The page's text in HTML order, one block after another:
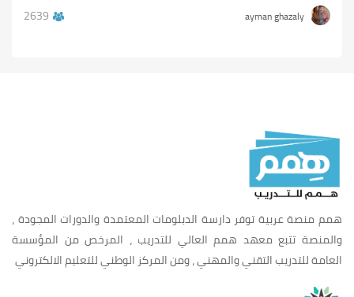
ayman ghazaly
2639
همم منصة عربية توفر دارسة الدبلومات المعتمدة والدورات المجودة ،
والمنصة تتبع معهد همم العالي للتدريب ، المرخص من المؤسسة
العامة للتدريب التقني والمهني ، ومن المركز الوطني للتعليم الالكتروني